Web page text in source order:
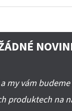
my vám
produktech na